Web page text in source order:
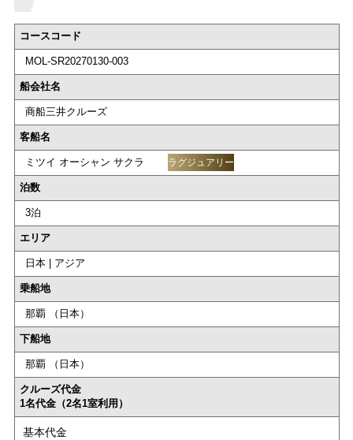
コースコード
MOL-SR20270130-003
船会社名
商船三井クルーズ
客船名
ミツイ オーシャン サクラ ラグジュアリー
泊数
3泊
エリア
日本 | アジア
乗船地
那覇 （日本）
下船地
那覇 （日本）
クルーズ代金
1名代金（2名1室利用）
基本代金